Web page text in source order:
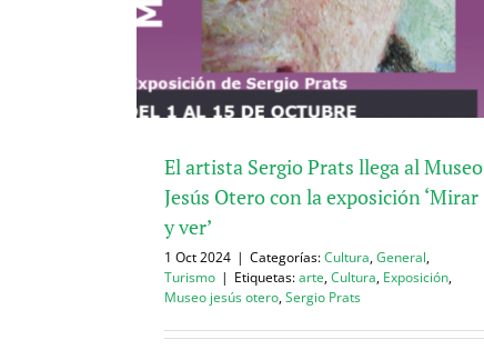
El artista Sergio Prats llega al Museo
Jesús Otero con la exposición ‘Mirar
y ver’
1 Oct 2024 | Categorías:Cultura,General,
Turismo | Etiquetas:arte,Cultura, Exposición,
Museo jesús otero,Sergio Prats